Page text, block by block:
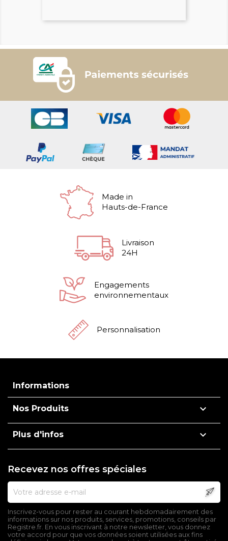
Made in
Hauts-de-France
Livraison
24H
Engagements
environnementaux
Personnalisation
Informations
Nos Produits 
Plus d'infos 
Recevez nos offres spéciales
Inscrivez-vous pour rester au courant hebdomadairement des
informations sur nos produits, services, promotions, conseils par
Registre.fr. En vous inscrivant à notre newsletter, vous donnez
votre accord pour que vos données soient utilisées aux fins